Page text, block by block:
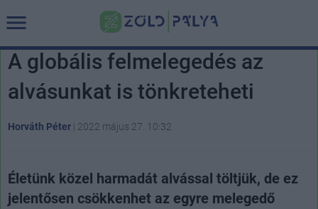
A globális felmelegedés az
alvásunkat is tönkreteheti
Horváth Péter | 2022 május 27. 10:32
Életünk közel harmadát alvással töltjük, de ez
jelentősen csökkenhet az egyre melegedő